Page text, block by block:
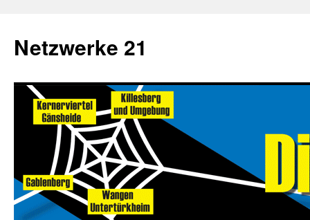
Netzwerke 21